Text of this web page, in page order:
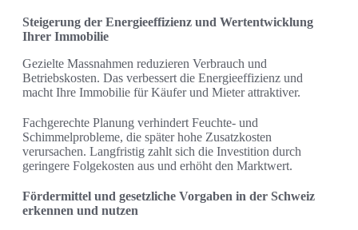
Steigerung der Energieeffizienz und Wertentwicklung
Ihrer Immobilie
Gezielte Massnahmen reduzieren Verbrauch und
Betriebskosten. Das verbessert die Energieeffizienz und
macht Ihre Immobilie für Käufer und Mieter attraktiver.
Fachgerechte Planung verhindert Feuchte- und
Schimmelprobleme, die später hohe Zusatzkosten
verursachen. Langfristig zahlt sich die Investition durch
geringere Folgekosten aus und erhöht den Marktwert.
Fördermittel und gesetzliche Vorgaben in der Schweiz
erkennen und nutzen